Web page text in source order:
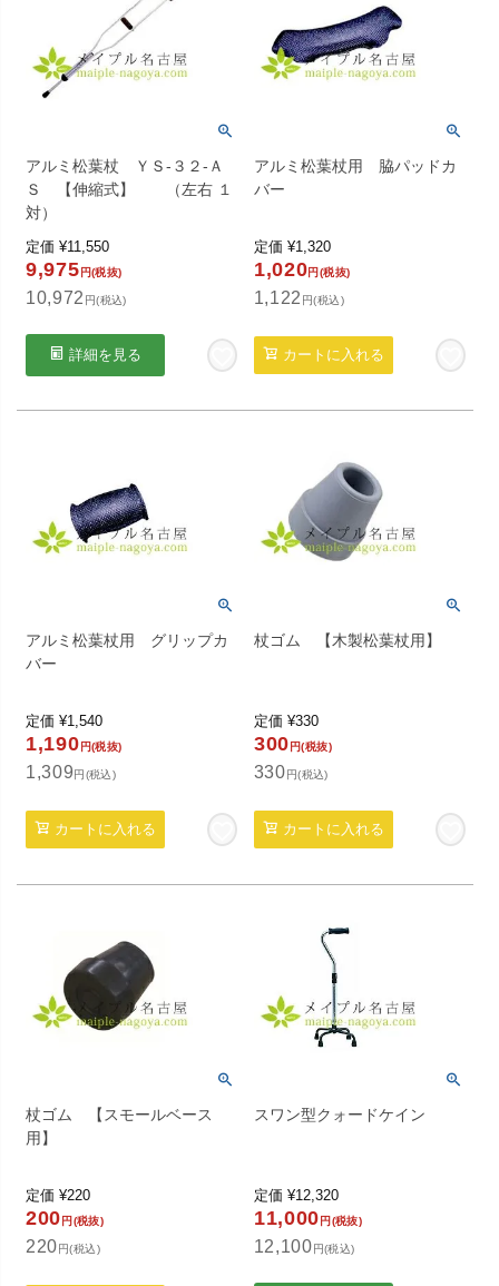
アルミ松葉杖 ＹＳ-３２-Ａ
Ｓ 【伸縮式】 （左右 １
対）
定価 ¥11,550
9,975 円(税抜)
10,972 円(税込)
詳細を見る
アルミ松葉杖用 脇パッドカ
バー
定価 ¥1,320
1,020円(税抜)
1,122 円(税込)
カートに入れる
アルミ松葉杖用 グリップカ
バー
定価 ¥1,540
1,190 円(税抜)
1,309 円(税込)
カートに入れる
杖ゴム 【木製松葉杖用】
定価 ¥330
300 円(税抜)
330 円(税込)
カートに入れる
杖ゴム 【スモールベース
用】
定価 ¥220
200 円(税抜)
220 円(税込)
スワン型クォードケイン
定価 ¥12,320
11,000 円(税抜)
12,100 円(税込)